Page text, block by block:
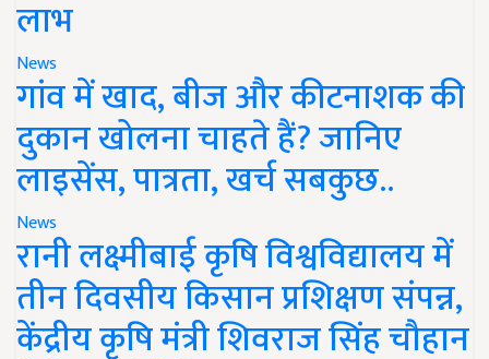
लाभ
News
गांव में खाद, बीज और कीटनाशक की
दुकान खोलना चाहते हैं? जानिए
लाइसेंस, पात्रता, खर्च सबकुछ..
News
रानी लक्ष्मीबाई कृषि विश्वविद्यालय में
तीन दिवसीय किसान प्रशिक्षण संपन्न,
केंद्रीय कृषि मंत्री शिवराज सिंह चौहान